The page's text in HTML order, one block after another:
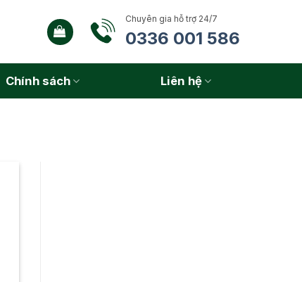
Chuyên gia hỗ trợ 24/7
0336 001 586
Chính sách Liên hệ